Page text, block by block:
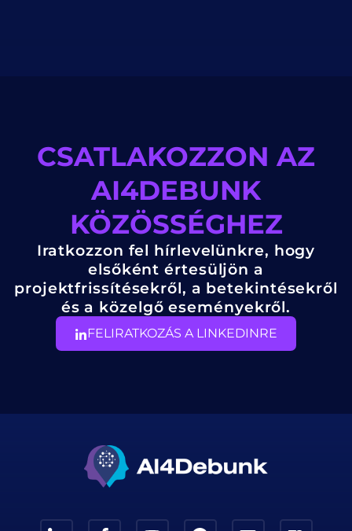
CSATLAKOZZON AZ
AI4DEBUNK
KÖZÖSSÉGHEZ
Iratkozzon fel hírlevelünkre, hogy
elsőként értesüljön a
projektfrissítésekről, a betekintésekről
és a közelgő eseményekről.
FELIRATKOZÁS A LINKEDINRE